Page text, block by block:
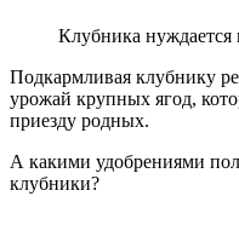
Клубника нуждается
Подкармливая клубнику
урожай крупных ягод,
приезду родных.
А какими удобрениями
клубники?